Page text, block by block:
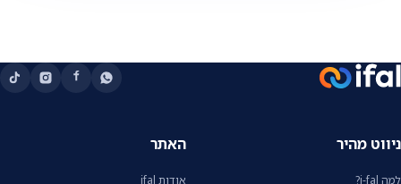
ניווט מהיר
למה i-fal?
האתר
אודות ifal